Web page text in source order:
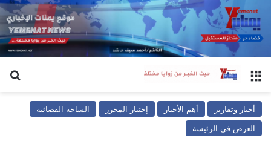
القائمة
أخبار وتقارير أهم الأخبار إختيار المحرر
الساحة القضائية
العرض في الرئيسة